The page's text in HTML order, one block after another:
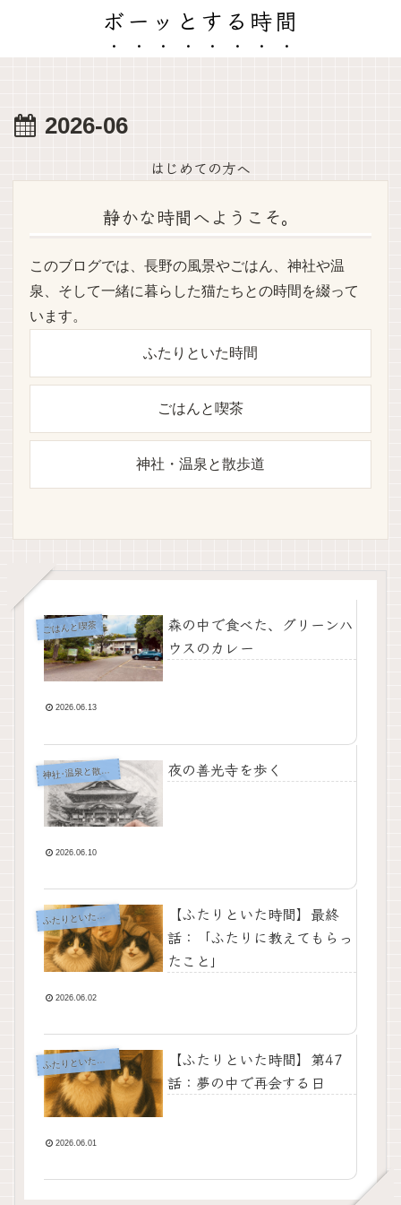
ボーッとする時間
2026-06
はじめての方へ
静かな時間へようこそ。
このブログでは、長野の風景やごはん、神社や温
泉、そして一緒に暮らした猫たちとの時間を綴って
います。
ふたりといた時間
ごはんと喫茶
神社・温泉と散歩道
ごはんと喫茶
森の中で食べた、グリーンハ
ウスのカレー
2026.06.13
神
社･温泉と散歩道 夜の善光寺を歩く
2026.06.10
ふ
たりといた時間
【ふたりといた時間】最終
話：「ふたりに教えてもらっ
たこと」
2026.06.02
ふ
たりといた時間
【ふたりといた時間】第47
話：夢の中で再会する日
2026.06.01